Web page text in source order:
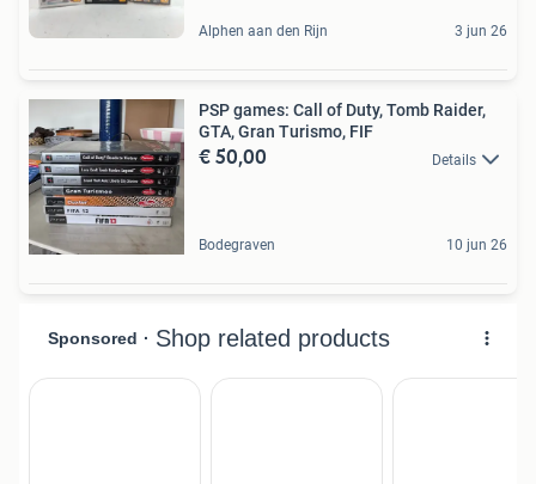
Alphen aan den Rijn 3 jun 26
PSP games: Call of Duty, Tomb Raider,
GTA, Gran Turismo, FIF
€ 50,00 Details
Bodegraven 10 jun 26